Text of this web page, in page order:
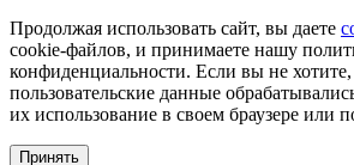
Продолжая использовать сайт, вы даете
cookie-файлов, и принимаете нашу
конфиденциальности. Если вы не
пользовательские данные
их использование в своем браузере или
Принять